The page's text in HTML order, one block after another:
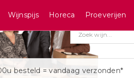
besteld = vandaag verzonden*
Wijnspijs Horeca Proeverijen